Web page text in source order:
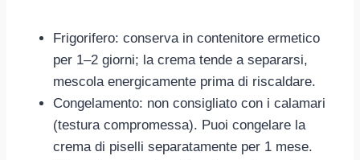
Frigorifero: conserva in contenitore ermetico
per 1–2 giorni; la crema tende a separarsi,
mescola energicamente prima di riscaldare.
Congelamento: non consigliato con i calamari
(testura compromessa). Puoi congelare la
crema di piselli separatamente per 1 mese.